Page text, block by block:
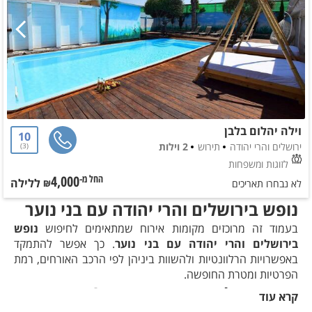
וילה יהלום בלבן
ירושלים והרי יהודה תירוש
2 וילות
לזוגות ומשפחות
10
3
לא נבחרו תאריכים החל מ-₪4,000 ללילה
קרא עוד
נופש בירושלים והרי יהודה עם בני נוער
בעמוד זה מרוכזים מקומות אירוח שמתאימים לחיפוש נופש
בירושלים והרי יהודה עם בני נוער. כך אפשר להתמקד
באפשרויות הרלוונטיות ולהשוות ביניהן לפי הרכב האורחים, רמת
הפרטיות ומטרת החופשה.
מה כדאי לבדוק בחיפוש הזה?